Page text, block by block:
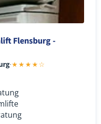
Flensburg -
·★★★★☆